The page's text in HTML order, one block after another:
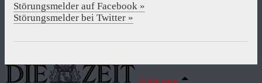
Störungsmelder auf Facebook »
Störungsmelder bei Twitter »
Nach oben